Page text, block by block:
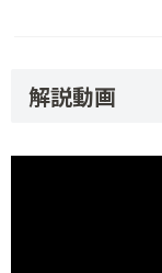
解説動画